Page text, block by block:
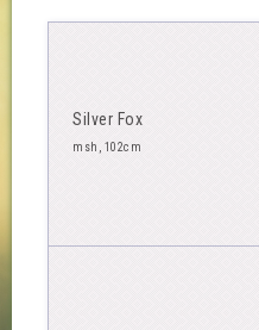
Silver Fox
msh, 102cm